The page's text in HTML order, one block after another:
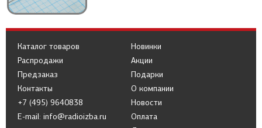
Каталог товаров
Распродажи
Предзаказ
Новинки
Акции
Подарки
Контакты
+7 (495) 9640838
E-mail: info@radioizba.ru
О компании
Новости
Оплата